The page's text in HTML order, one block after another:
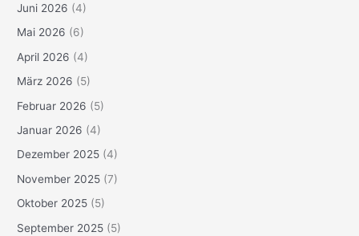
Juni 2026 (4)
Mai 2026 (6)
April 2026 (4)
März 2026 (5)
Februar 2026 (5)
Januar 2026 (4)
Dezember 2025 (4)
November 2025 (7)
Oktober 2025 (5)
September 2025 (5)